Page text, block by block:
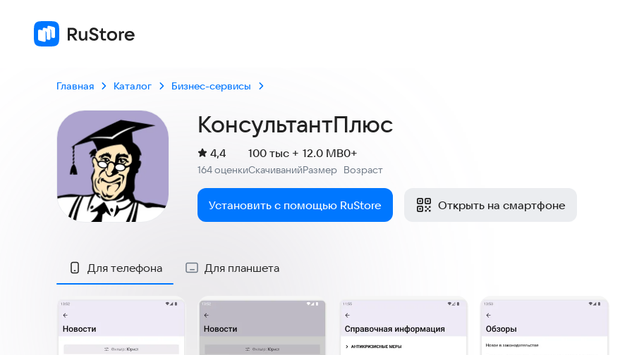
Главная Каталог Бизнес-сервисы
КонсультантПлюс
Рейтинг:
4,4
164 оценкиСкачиваний
100 тыс +
Размер
12.0 MB
Возраст
0+
Установить с помощью RuStore Открыть на смартфоне
Для телефона Для планшета